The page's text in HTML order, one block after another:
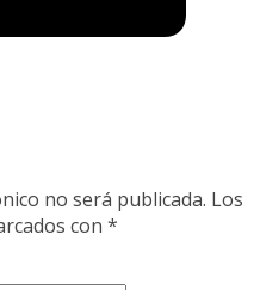
no será publicada. Los
con *